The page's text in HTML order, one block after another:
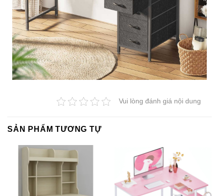
Vui lòng đánh giá nội dung
SẢN PHẨM TƯƠNG TỰ